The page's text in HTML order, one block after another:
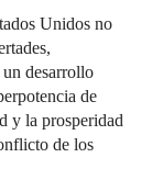
Unidos no
desarrollo
de
y la prosperidad
de los